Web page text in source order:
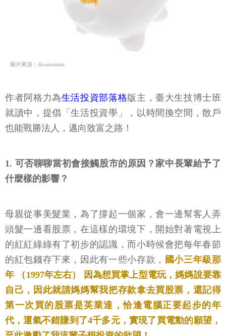
圖片來源：dreamstime
作者阿格力為生活投資部落格版主，臺大生技博士班
就讀中，提倡「生活投資學」，以時間換空間，散戶
也能戰勝法人，邁向致富之路！
1. 可否聊聊當初會接觸股市的原因？家中長輩給予了
什麼樣的影響？
母親從事美髮業，為了撐起一個家，會一邊幫客人弄
頭髮一邊看股票，在這樣的環境下，開始對著電視上
的紅紅綠綠有了初步的認識，而小時候會把每年春節
的紅包錢存下來，因此有一些小存款， 國小三年級那
年 （1997年左右） 因為想買掌上型電玩，媽媽說要靠
自己，因此就請媽媽幫我把存款拿去買股票，還記得
第一次買的股票是英業達，恰逢電腦正要起步的年
代，運氣不錯賺到了4千多元，實現了買電動的願望，